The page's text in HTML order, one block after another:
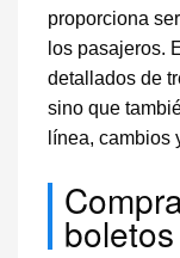
proporciona
los pasajeros.
detallados de
sino que
línea, cambios